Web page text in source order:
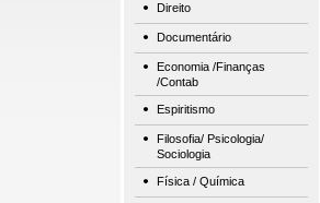
Direito
Documentário
Economia /Finanças
/Contab
Espiritismo
Filosofia/ Psicologia/
Sociologia
Física / Química